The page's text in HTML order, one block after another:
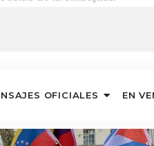
OFICIALES EN